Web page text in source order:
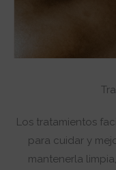
Los tratamientos
para cuidar y
mantenerla